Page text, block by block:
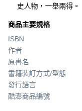
史人物，一舉兩得。
商品主要規格
ISBN
作者
原書名
書籍裝訂方式/型態
發行語言
酷澎商品編號